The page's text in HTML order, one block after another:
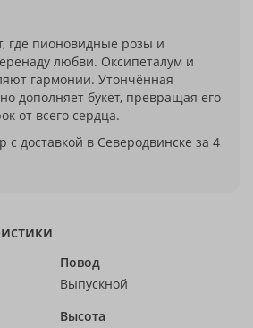
где пионовидные розы и
любви. Оксипеталум и
гармонии. Утончённая
дополняет букет, превращая его
от всего сердца.
с доставкой в Северодвинске за 4
Повод
Выпускной
Высота